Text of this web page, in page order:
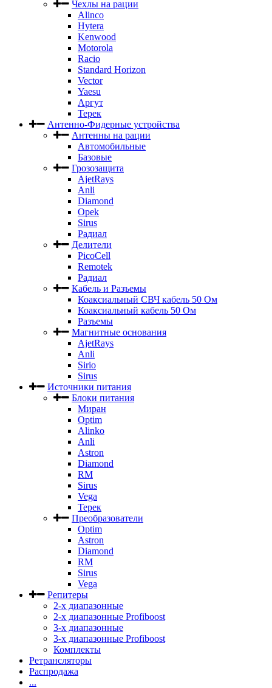
Чехлы на рации
Alinco
Hytera
Kenwood
Motorola
Racio
Standard Horizon
Vector
Yaesu
Аргут
Терек
Антенно-Фидерные устройства
Антенны на рации
Автомобильные
Базовые
Грозозащита
AjetRays
Anli
Diamond
Opek
Sirus
Радиал
Делители
PicoCell
Remotek
Радиал
Кабель и Разъемы
Коаксиальный СВЧ кабель 50 Ом
Коаксиальный кабель 50 Ом
Разъемы
Магнитные основания
AjetRays
Anli
Sirio
Sirus
Источники питания
Блоки питания
Миран
Optim
Alinko
Anli
Astron
Diamond
RM
Sirus
Vega
Терек
Преобразователи
Optim
Astron
Diamond
RM
Sirus
Vega
Репитеры
2-х диапазонные
2-х диапазонные Profiboost
3-х диапазонные
3-х диапазонные Profiboost
Комплекты
Ретрансляторы
Распродажа
...